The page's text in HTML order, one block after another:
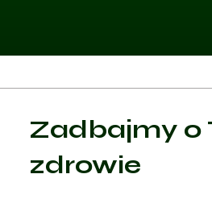
Zadbajmy o
zdrowie